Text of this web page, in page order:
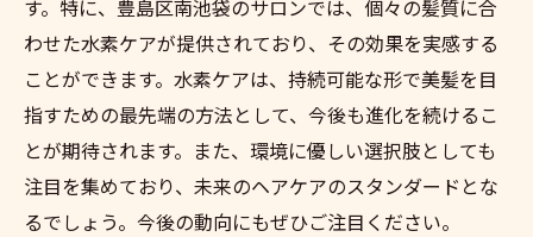
す。特に、豊島区南池袋のサロンでは、個々の髪質に合
わせた水素ケアが提供されており、その効果を実感する
ことができます。水素ケアは、持続可能な形で美髪を目
指すための最先端の方法として、今後も進化を続けるこ
とが期待されます。また、環境に優しい選択肢としても
注目を集めており、未来のヘアケアのスタンダードとな
るでしょう。今後の動向にもぜひご注目ください。